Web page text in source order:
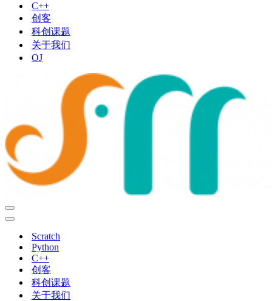
C++
创客
科创课题
关于我们
OJ
导
航
导
Scratch
Python
C++
创客
科创课题
关于我们